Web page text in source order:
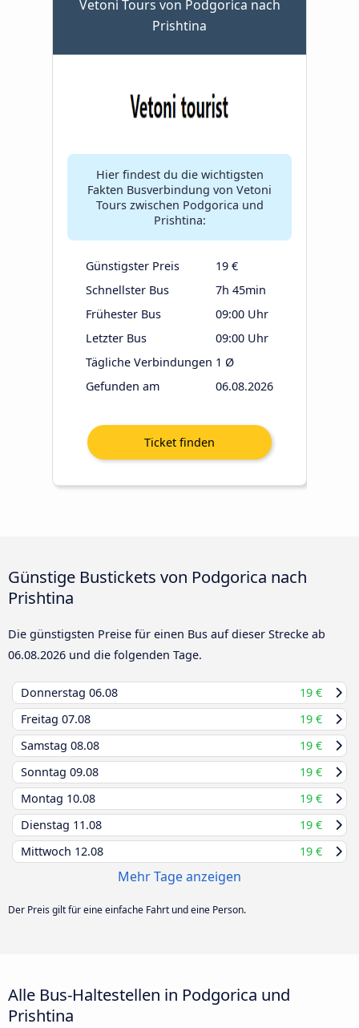
Vetoni Tours von Podgorica nach
Prishtina
Hier findest du die wichtigsten
Fakten Busverbindung von Vetoni
Tours zwischen Podgorica und
Prishtina:
Günstigster Preis
19 €
Schnellster Bus
7h 45min
Frühester Bus
09:00 Uhr
Letzter Bus
09:00 Uhr
Tägliche Verbindungen 1 Ø
Gefunden am
06.08.2026
Günstige Bustickets von Podgorica nach
Prishtina
Die günstigsten Preise für einen Bus auf dieser Strecke ab
06.08.2026 und die folgenden Tage.
Donnerstag 06.08
19 €
Freitag 07.08
19 €
Samstag 08.08
19 €
Sonntag 09.08
19 €
Montag 10.08
19 €
Dienstag 11.08
19 €
Mittwoch 12.08 19 €
Mehr Tage anzeigen
Der Preis gilt für eine einfache Fahrt und eine Person.
Alle Bus-Haltestellen in Podgorica und
Prishtina